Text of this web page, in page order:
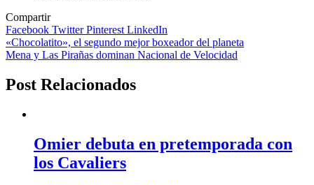
Compartir
Facebook TwitterPinterest LinkedIn
Navegación
de
entradas
«Chocolatito», el segundo mejor boxeador del planeta
Mena y Las Pirañas dominan Nacional de Velocidad
Post Relacionados
Omier debuta en pretemporada con
los Cavaliers